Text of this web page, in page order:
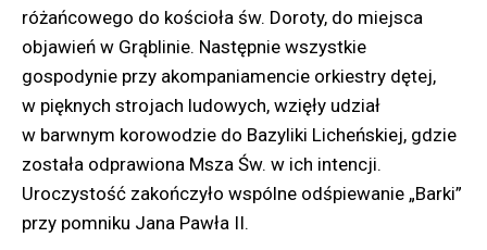
różańcowego do kościoła św. Doroty, do miejsca
objawień w Grąblinie. Następnie wszystkie
gospodynie przy akompaniamencie orkiestry dętej,
w pięknych strojach ludowych, wzięły udział
w barwnym korowodzie do Bazyliki Licheńskiej, gdzie
została odprawiona Msza Św. w ich intencji.
Uroczystość zakończyło wspólne odśpiewanie „Barki”
przy pomniku Jana Pawła II.